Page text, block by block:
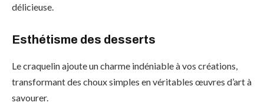
délicieuse.
Esthétisme des desserts
Le craquelin ajoute un charme indéniable à vos créations,
transformant des choux simples en véritables œuvres d’art à
savourer.